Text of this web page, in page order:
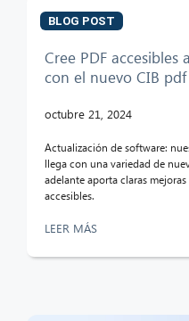
BLOG POST
Cree PDF
con el nuevo CIB
octubre 21, 2024
Actualización de software:
llega con una variedad de
adelante aporta claras
accesibles.
LEER MÁS
¡Hola! ¿Qué puedo hacer por